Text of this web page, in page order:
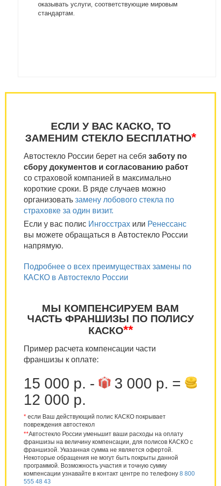
оказывать услуги, соответствующие мировым
стандартам.
ЕСЛИ У ВАС КАСКО, ТО
ЗАМЕНИМ СТЕКЛО БЕСПЛАТНО*
Автостекло России берет на себя заботу по
сбору документов и согласованию работ
со страховой компанией в максимально
короткие сроки. В ряде случаев можно
организовать замену лобового стекла по
страховке за один визит.
Если у вас полис Ингосстрах или Ренессанс
вы можете обращаться в Автостекло России
напрямую.
Подробнее о всех преимуществах замены по
КАСКО в Автостекло России
МЫ КОМПЕНСИРУЕМ ВАМ
ЧАСТЬ ФРАНШИЗЫ ПО ПОЛИСУ
КАСКО**
Пример расчета компенсации части
франшизы к оплате:
15 000 р. -
3 000 р. =
12 000 р.
* если Ваш действующий полис КАСКО покрывает
повреждения автостекол
**Автостекло России уменьшит ваши расходы на оплату
франшизы на величину компенсации, для полисов КАСКО с
франшизой. Указанная сумма не является офертой.
Некоторые обращения не могут быть покрыты данной
программой. Возможность участия и точную сумму
компенсации узнавайте в контакт центре по телефону 8 800
555 48 43